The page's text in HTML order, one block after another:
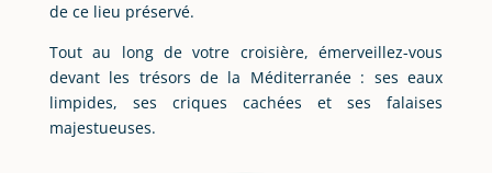
de ce lieu préservé.
Tout au long de votre croisière, émerveillez-vous
devant les trésors de la Méditerranée : ses eaux
limpides, ses criques cachées et ses falaises
majestueuses.